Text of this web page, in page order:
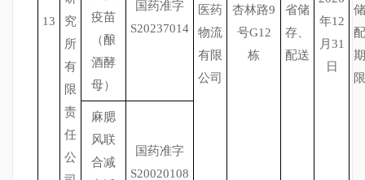
13
究
所
有
限
责
任
公
医药
物流
有限
公司
杏林路9
号G12
栋
省储
存、
配送
年12
月31
日
储
配
期
限
疫苗
（酿
酒酵
母）
国药准字
S20237014
麻腮
风联
合减
国药准字
S20020108